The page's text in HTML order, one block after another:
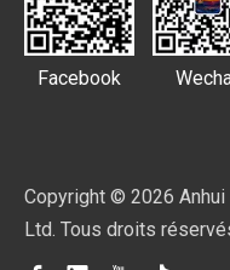
Facebook
Copyright © 2026
Ltd. Tous droits